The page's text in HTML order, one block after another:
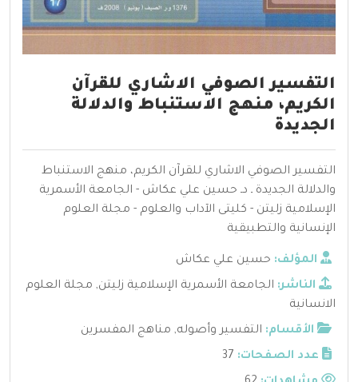
التفسير الصوفي الاشاري للقرآن
الكريم، منهج الاستنباط والدلالة
الجديدة
التفسير الصوفي الاشاري للقرآن الكريم، منهج الاستنباط
والدلالة الجديدة ـ دـ حسين علي عكاش - الجامعة الأسمرية
الإسلامية زليتن - كليتى الآداب والعلوم - مجلة العلوم
الإنسانية والتطبيقية
المؤلف: حسين علي عكاش
الناشر: الجامعة الأسمرية الإسلامية زليتن, مجلة العلوم
الانسانية
الأقسام: التفسير وأصوله, مناهج المفسرين
عدد الصفحات: 37